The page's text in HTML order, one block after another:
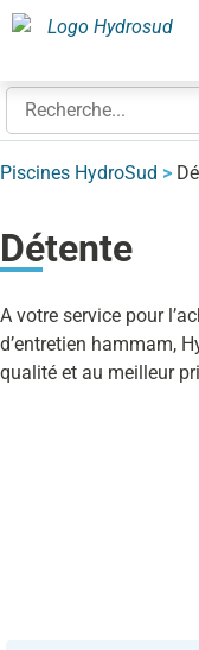
Piscines HydroSud >
Détente
A votre service pour
d’entretien hammam,
qualité et au meilleur